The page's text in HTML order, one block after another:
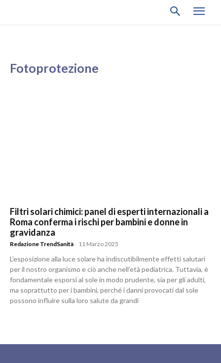
Fotoprotezione
Filtri solari chimici: panel di esperti internazionali a
Roma conferma i rischi per bambini e donne in
gravidanza
Redazione TrendSanità - 11 Marzo 2025
L’esposizione alla luce solare ha indiscutibilmente effetti salutari
per il nostro organismo e ciò anche nell’età pediatrica. Tuttavia, è
fondamentale esporsi al sole in modo prudente, sia per gli adulti,
ma soprattutto per i bambini, perché i danni provocati dal sole
possono influire sulla loro salute da grandi